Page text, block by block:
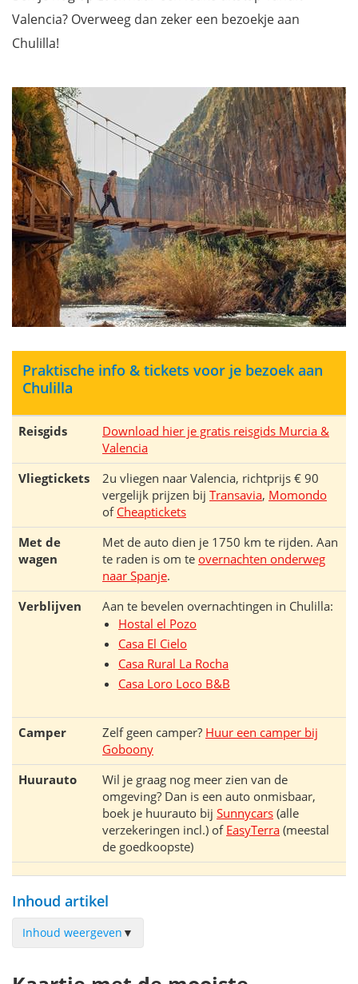
Valencia? Overweeg dan zeker een bezoekje aan
Chulilla!
Praktische info & tickets voor je bezoek aan
Chulilla
Reisgids
Download hier je gratis reisgids Murcia &
Valencia
Vliegtickets
2u vliegen naar Valencia, richtprijs € 90
vergelijk prijzen bij Transavia, Momondo
of Cheaptickets
Met de
wagen
Met de auto dien je 1750 km te rijden. Aan
te raden is om te overnachten onderweg
naar Spanje.
Verblijven
Aan te bevelen overnachtingen in Chulilla:
Hostal el Pozo
Casa El Cielo
Casa Rural La Rocha
Casa Loro Loco B&B
Camper Zelf geen camper? Huur een camper bij
Goboony
Huurauto
Wil je graag nog meer zien van de
omgeving? Dan is een auto onmisbaar,
boek je huurauto bij Sunnycars (alle
verzekeringen incl.) of EasyTerra (meestal
de goedkoopste)
Inhoud artikel
Inhoud weergeven ▼